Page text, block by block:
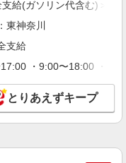
給年1回/賞与年2回/交通
最寄り駅：東神奈川
詳細を見る
NEW
給(ガソリン代含む)＞
神奈川
支給
・9:00〜18:00 ・
とりあえずキープ